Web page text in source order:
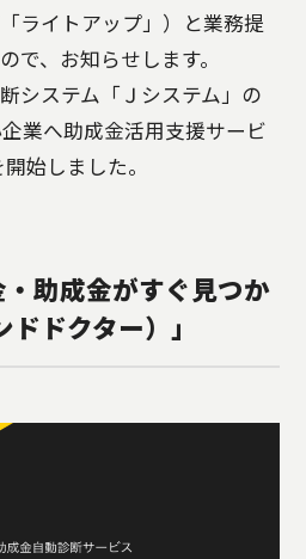
ライトアップ」）と業務提
で、お知らせします。
システム「Ｊシステム」の
業へ助成金活用支援サービ
始しました。
助成金がすぐ見つか
ドクター）」